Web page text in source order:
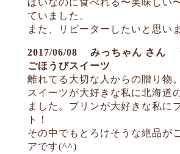
ぱいなのに食べれる〜美味しい
ていました。
また、リピーターしたいと思い
2017/06/08 みっちゃん さん
ごほうびスイーツ
離れてる大切な人からの贈り物。
スイーツが大好きな私に北海道
ました。プリンが大好きな私に
ト！
その中でもとろけそうな絶品が
アです(^^)